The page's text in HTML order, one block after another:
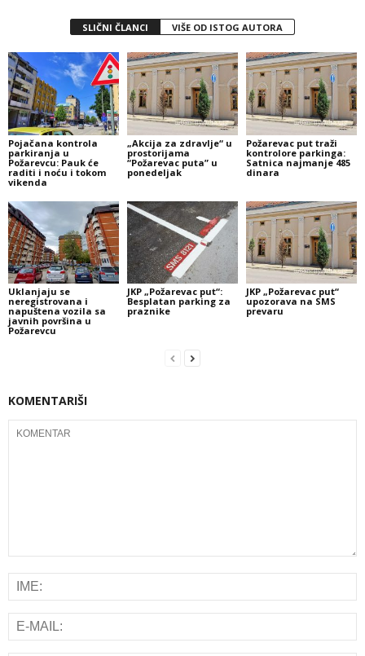
SLIČNI ČLANCI VIŠE OD ISTOG AUTORA
Pojačana kontrola
parkiranja u
Požarevcu: Pauk će
raditi i noću i tokom
vikenda
„Akcija za zdravlje“ u
prostorijama
“Požarevac puta” u
ponedeljak
Požarevac put traži
kontrolore parkinga:
Satnica najmanje 485
dinara
Uklanjaju se
neregistrovana i
napuštena vozila sa
javnih površina u
Požarevcu
JKP „Požarevac put“:
Besplatan parking za
praznike
JKP „Požarevac put“
upozorava na SMS
prevaru
KOMENTARIŠI